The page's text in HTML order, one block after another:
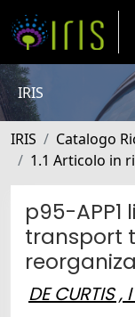
IRIS
IRIS Catalogo
1.1 Articolo in
p95-
transport
DE CURTIS ,